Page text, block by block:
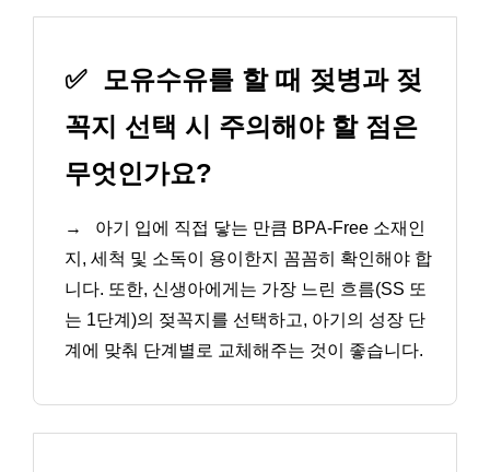
✅ 모유수유를 할 때 젖병과 젖
꼭지 선택 시 주의해야 할 점은
무엇인가요?
→
아기 입에 직접 닿는 만큼 BPA-Free 소재인
지, 세척 및 소독이 용이한지 꼼꼼히 확인해야 합
니다. 또한, 신생아에게는 가장 느린 흐름(SS 또
는 1단계)의 젖꼭지를 선택하고, 아기의 성장 단
계에 맞춰 단계별로 교체해주는 것이 좋습니다.